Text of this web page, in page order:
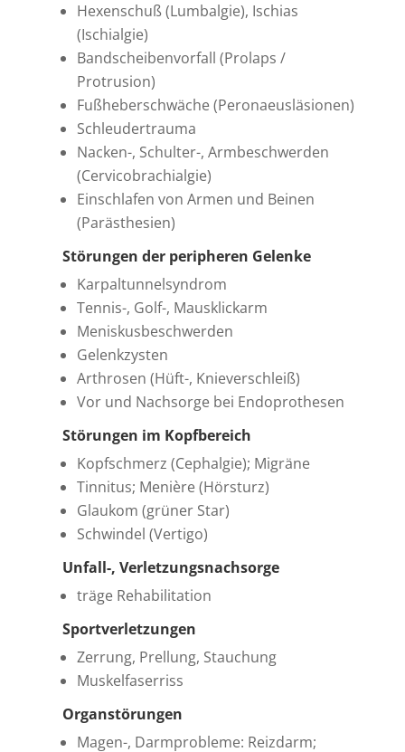
Hexenschuß (Lumbalgie), Ischias
(Ischialgie)
Bandscheibenvorfall (Prolaps /
Protrusion)
Fußheberschwäche (Peronaeusläsionen)
Schleudertrauma
Nacken-, Schulter-, Armbeschwerden
(Cervicobrachialgie)
Einschlafen von Armen und Beinen
(Parästhesien)
Störungen der peripheren Gelenke
Karpaltunnelsyndrom
Tennis-, Golf-, Mausklickarm
Meniskusbeschwerden
Gelenkzysten
Arthrosen (Hüft-, Knieverschleiß)
Vor und Nachsorge bei Endoprothesen
Störungen im Kopfbereich
Kopfschmerz (Cephalgie); Migräne
Tinnitus; Menière (Hörsturz)
Glaukom (grüner Star)
Schwindel (Vertigo)
Unfall-, Verletzungsnachsorge
träge Rehabilitation
Sportverletzungen
Zerrung, Prellung, Stauchung
Muskelfaserriss
Organstörungen
Magen-, Darmprobleme: Reizdarm;